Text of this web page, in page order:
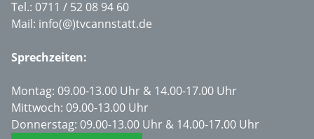
Tel.: 0711 / 52 08 94 60
Mail: info(@)tvcannstatt.de
Sprechzeiten:
Montag: 09.00-13.00 Uhr & 14.00-17.00 Uhr
Mittwoch: 09.00-13.00 Uhr
Donnerstag: 09.00-13.00 Uhr & 14.00-17.00 Uhr